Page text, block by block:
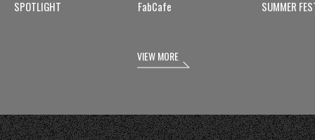
SPOTLIGHT FabCafe SUMMER
VIEW MORE